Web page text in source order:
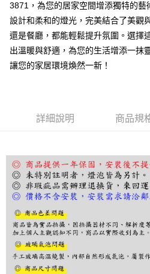
AFTEE先享後付
相關說明
AFTEE先享後付是「在收到商品之後才付
便利好安心！
【「AFTEE先享後付」結帳流程】
３．收到繳費通知簡訊後14天內，點擊此
ATM／網路銀行／等多元方式進行付款，
※ 請注意：結帳手續完成當下不需立刻繳
購買商品的店家。未經商家同意取消之訂
※ 交易是否成功請以「AFTEE先享後付 」
是否繳費成功／繳費後需取消欲退款等相
客戶支援中心」 https://
【注意事項】
１．透過由恩沛科技股份有限公司提供之
ATM付款
每筆NT$180，滿NT$5,000(含以上)免
3871，為您的居家空間增添獨特的藝
設計和柔和的燈光，完美結合了美觀
還是餐廳，都能輕鬆提升氛圍。選擇
出溫暖與舒適，為您的生活增添一抹
讓您的家居環境煥然一新！
詳細說明 商品規